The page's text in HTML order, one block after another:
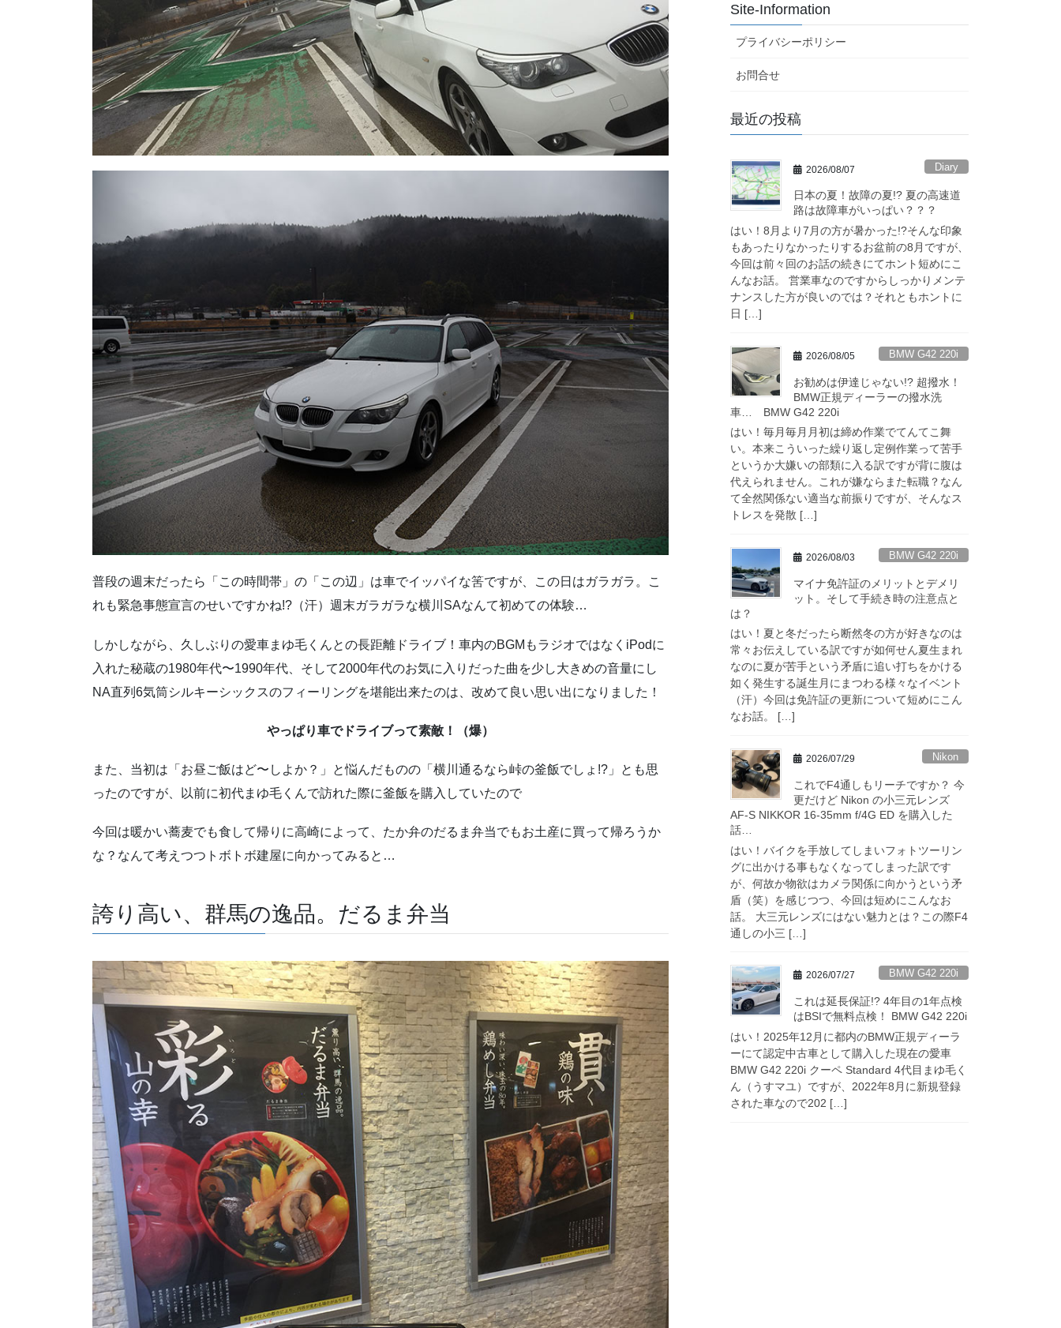
普段の週末だったら「この時間帯」の「この辺」は車でイッパイな筈ですが、この日はガラガラ。こ
れも緊急事態宣言のせいですかね!?（汗）週末ガラガラな横川SAなんて初めての体験…
しかしながら、久しぶりの愛車まゆ毛くんとの長距離ドライブ！車内のBGMもラジオではなくiPodに
入れた秘蔵の1980年代〜1990年代、そして2000年代のお気に入りだった曲を少し大きめの音量にし
NA直列6気筒シルキーシックスのフィーリングを堪能出来たのは、改めて良い思い出になりました！
やっぱり車でドライブって素敵！（爆）
また、当初は「お昼ご飯はど〜しよか？」と悩んだものの「横川通るなら峠の釜飯でしょ!?」とも思
ったのですが、以前に初代まゆ毛くんで訪れた際に釜飯を購入していたので
今回は暖かい蕎麦でも食して帰りに高崎によって、たか弁のだるま弁当でもお土産に買って帰ろうか
な？なんて考えつつトボトボ建屋に向かってみると…
誇り高い、群馬の逸品。だるま弁当
Site-Information
プライバシーポリシー
お問合せ
最近の投稿
2026/08/07 Diary
日本の夏！故障の夏!? 夏の高速道
路は故障車がいっぱい？？？
はい！8月より7月の方が暑かった!?そんな印象
もあったりなかったりするお盆前の8月ですが、
今回は前々回のお話の続きにてホント短めにこ
んなお話。 営業車なのですからしっかりメンテ
ナンスした方が良いのでは？それともホントに
日 […]
2026/08/05 BMW G42 220i
お勧めは伊達じゃない!? 超撥水！
BMW正規ディーラーの撥水洗
車… BMW G42 220i
はい！毎月毎月月初は締め作業でてんてこ舞
い。本来こういった繰り返し定例作業って苦手
というか大嫌いの部類に入る訳ですが背に腹は
代えられません。これが嫌ならまた転職？なん
て全然関係ない適当な前振りですが、そんなス
トレスを発散 […]
2026/08/03 BMW G42 220i
マイナ免許証のメリットとデメリ
ット。そして手続き時の注意点と
は？
はい！夏と冬だったら断然冬の方が好きなのは
常々お伝えしている訳ですが如何せん夏生まれ
なのに夏が苦手という矛盾に追い打ちをかける
如く発生する誕生月にまつわる様々なイベント
（汗）今回は免許証の更新について短めにこん
なお話。 […]
2026/07/29 Nikon
これでF4通しもリーチですか？ 今
更だけど Nikon の小三元レンズ
AF-S NIKKOR 16-35mm f/4G ED を購入した
話…
はい！バイクを手放してしまいフォトツーリン
グに出かける事もなくなってしまった訳です
が、何故か物欲はカメラ関係に向かうという矛
盾（笑）を感じつつ、今回は短めにこんなお
話。 大三元レンズにはない魅力とは？この際F4
通しの小三 […]
2026/07/27 BMW G42 220i
これは延長保証!? 4年目の1年点検
はBSIで無料点検！ BMW G42 220i
はい！2025年12月に都内のBMW正規ディーラ
ーにて認定中古車として購入した現在の愛車
BMW G42 220i クーペ Standard 4代目まゆ毛く
ん（うすマユ）ですが、2022年8月に新規登録
された車なので202 […]